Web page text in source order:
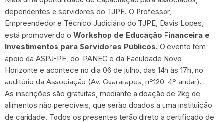
dependentes e servidores do TJPE. O Professor,
Empreendedor e Técnico Judiciário do TJPE, Davis Lopes,
está promovendo o Workshop de Educação Financeira e
Investimentos para Servidores Públicos. O evento tem
apoio da ASPJ-PE, do IPANEC e da Faculdade Novo
Horizonte e acontece no dia 06 de julho, das 14h às 17h, no
auditório da Associação (Av. Guararapes, nº120, 4º andar).
As inscrições são gratuitas, mediante a doação de 2kg de
alimentos não perecíveis, que serão doados a uma instituição
de caridade. Todos os presentes terão direto a certificado de